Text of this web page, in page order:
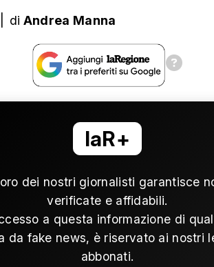
di Andrea Manna
laR+
dei nostri giornalisti garantisce
verificate e affidabili.
a questa informazione di
da fake news, è riservato ai nostri
abbonati.